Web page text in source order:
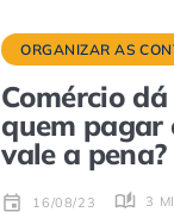
ORGANIZAR AS
Comércio
quem pagar
vale a pena?
16/08/23 3